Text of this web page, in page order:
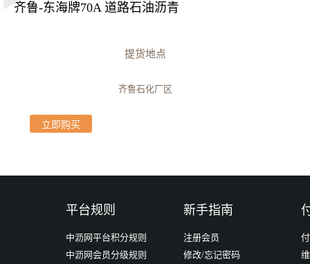
齐鲁石化厂区
齐鲁-东海牌70A 道路石油沥青
提货地点
齐鲁石化厂区
立即购买
平台规则
中沥网平台积分规则
中沥网会员分级规则
新手指南
注册会员
修改/忘记密码